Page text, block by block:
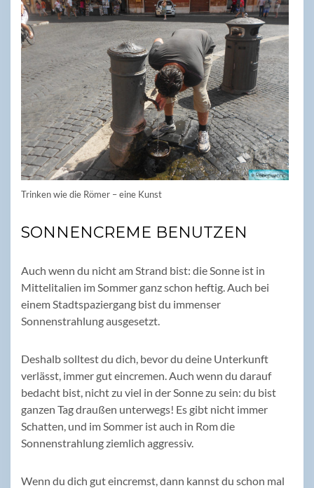
Trinken wie die Römer – eine Kunst
SONNENCREME BENUTZEN
Auch wenn du nicht am Strand bist: die Sonne ist in
Mittelitalien im Sommer ganz schon heftig. Auch bei
einem Stadtspaziergang bist du immenser
Sonnenstrahlung ausgesetzt.
Deshalb solltest du dich, bevor du deine Unterkunft
verlässt, immer gut eincremen. Auch wenn du darauf
bedacht bist, nicht zu viel in der Sonne zu sein: du bist
ganzen Tag draußen unterwegs! Es gibt nicht immer
Schatten, und im Sommer ist auch in Rom die
Sonnenstrahlung ziemlich aggressiv.
Wenn du dich gut eincremst, dann kannst du schon mal